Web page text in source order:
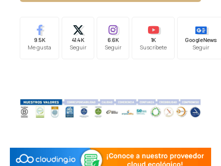
9.5K
Me gusta
41.4K
Seguir
6.6K
Seguir
1K
Suscríbete
Google News
Seguir